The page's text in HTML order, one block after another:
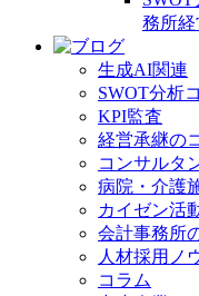
務所経
生成AI関連
SWOT分析
KPI監査
経営承継の
コンサルタ
病院・介護
カイゼン活
会計事務所
人材採用ノ
コラム